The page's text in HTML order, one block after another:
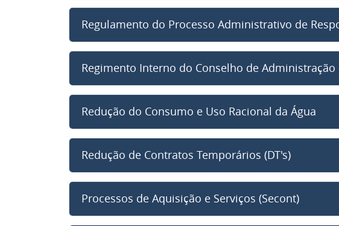
Regulamento do Processo Administrativo de
Regimento Interno do Conselho de Administração
Redução do Consumo e Uso Racional da Água
Redução de Contratos Temporários (DT's)
Processos de Aquisição e Serviços (Secont)